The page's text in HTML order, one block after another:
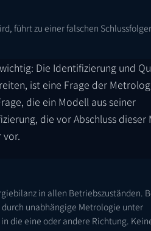
führt zu einer falschen
Die Identifizierung und
ist eine Frage der
die ein Modell aus seiner
die vor Abschluss dieser
in allen Betriebszuständen.
unabhängige Metrologie unter
die eine oder andere Richtung.